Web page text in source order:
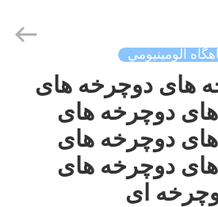
آلومينيومي
های دوچرخه های
دوچرخه های
دوچرخه های
دوچرخه های
ای